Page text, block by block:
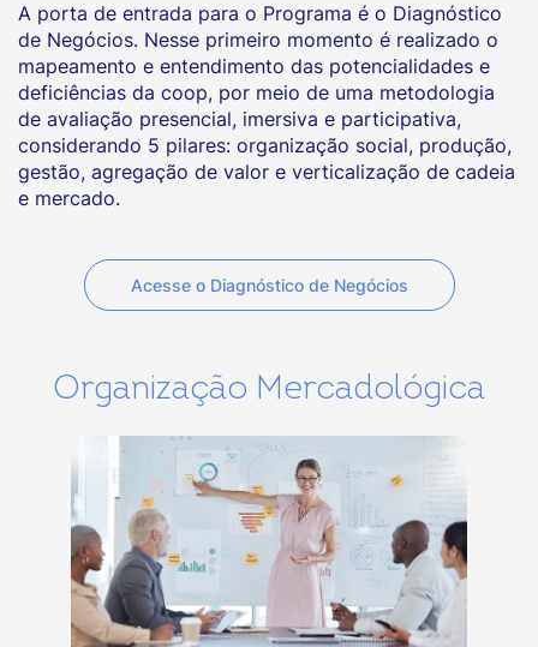
A porta de entrada para o Programa é o Diagnóstico
de Negócios. Nesse primeiro momento é realizado o
mapeamento e entendimento das potencialidades e
deficiências da coop, por meio de uma metodologia
de avaliação presencial, imersiva e participativa,
considerando 5 pilares: organização social, produção,
gestão, agregação de valor e verticalização de cadeia
e mercado.
Acesse o Diagnóstico de Negócios
Organização Mercadológica